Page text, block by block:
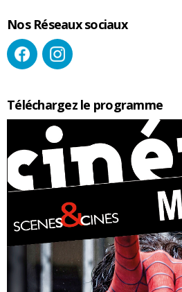
Nos Réseaux sociaux
Téléchargez le programme